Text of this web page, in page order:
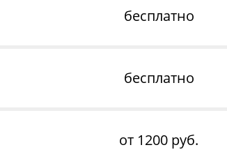
бесплатно
бесплатно
от 1200 руб.